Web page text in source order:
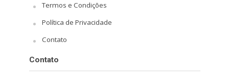
Termos e Condições
Política de Privacidade
Contato
Contato